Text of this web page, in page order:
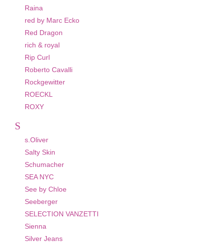
Raina
red by Marc Ecko
Red Dragon
rich & royal
Rip Curl
Roberto Cavalli
Rockgewitter
ROECKL
ROXY
S
s.Oliver
Salty Skin
Schumacher
SEA NYC
See by Chloe
Seeberger
SELECTION VANZETTI
Sienna
Silver Jeans